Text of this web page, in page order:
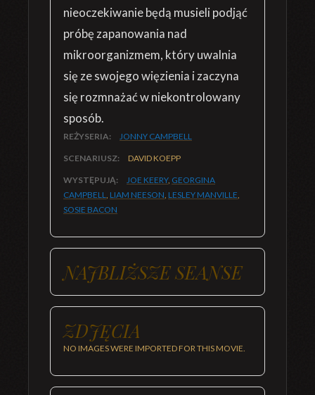
nieoczekiwanie będą musieli podjąć
próbę zapanowania nad
mikroorganizmem, który uwalnia
się ze swojego więzienia i zaczyna
się rozmnażać w niekontrolowany
sposób.
REŻYSERIA: JONNY CAMPBELL
SCENARIUSZ: DAVID KOEPP
WYSTĘPUJĄ: JOE KEERY, GEORGINA
CAMPBELL, LIAM NEESON, LESLEY MANVILLE,
SOSIE BACON
NAJBLIŻSZE SEANSE
ZDJĘCIA
NO IMAGES WERE IMPORTED FOR THIS MOVIE.